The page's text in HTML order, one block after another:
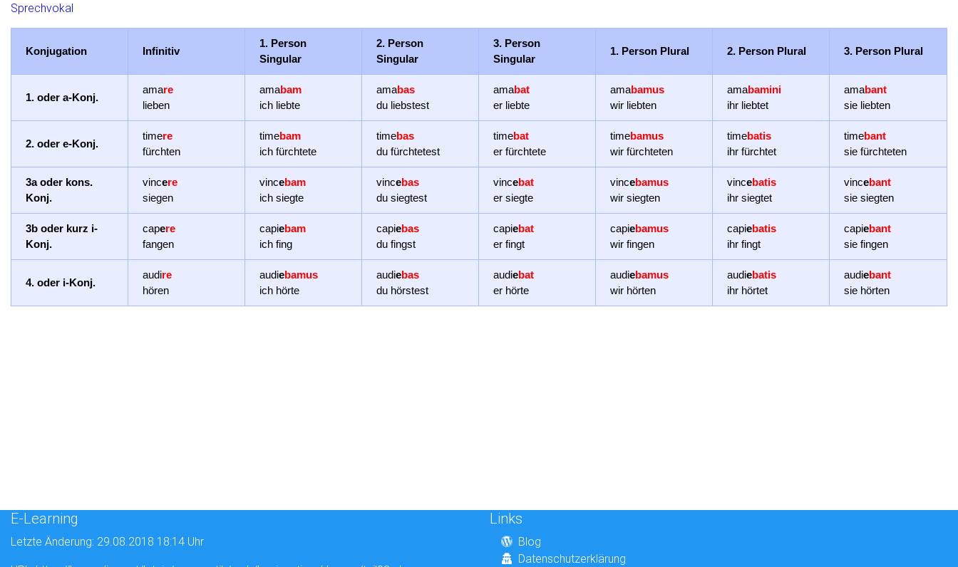
Sprechvokal
Konjugation Infinitiv
1. Person
Singular
2. Person
Singular
3. Person
Singular
1. Person Plural 2. Person Plural 3. Person Plural
1. oder a-Konj.
amare
lieben
amabam
ich liebte
amabas
du liebstest
amabat
er liebte
amabamus
wir liebten
amabamini
ihr liebtet
amabant
sie liebten
2. oder e-Konj.
timere
fürchten
timebam
ich fürchtete
timebas
du fürchtetest
timebat
er fürchtete
timebamus
wir fürchteten
timebatis
ihr fürchtet
timebant
sie fürchteten
3a oder kons.
Konj.
vincere
siegen
vincebam
ich siegte
vincebas
du siegtest
vincebat
er siegte
vincebamus
wir siegten
vincebatis
ihr siegtet
vincebant
sie siegten
3b oder kurz i-
Konj.
capere
fangen
capiebam
ich fing
capiebas
du fingst
capiebat
er fingt
capiebamus
wir fingen
capiebatis
ihr fingt
capiebant
sie fingen
4. oder i-Konj.
audire
hören
audiebamus
ich hörte
audiebas
du hörstest
audiebat
er hörte
audiebamus
wir hörten
audiebatis
ihr hörtet
audiebant
sie hörten
E-Learning
Letzte Änderung: 29.08.2018 18:14 Uhr
Links
Blog
Datenschutzerklärung